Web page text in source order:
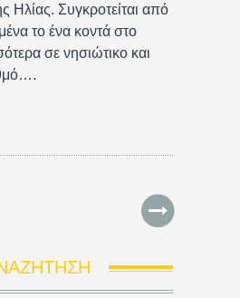
Ηλίας. Συγκροτείται από
το ένα κοντά στο
σε νησιώτικο και